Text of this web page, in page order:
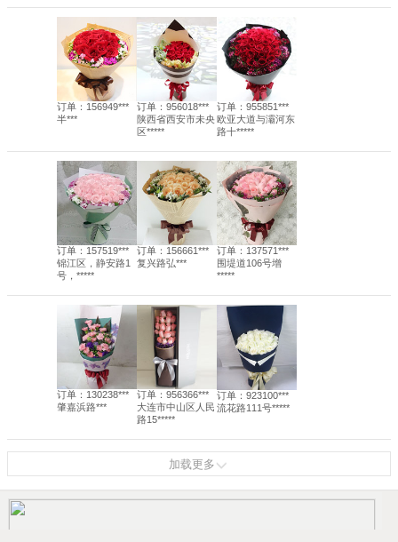
订单：156949***
半***
订单：956018***
陕西省西安市未央
区*****
订单：955851***
欧亚大道与灞河东
路十*****
订单：157519***
锦江区，静安路1
号，*****
订单：156661***
复兴路弘***
订单：137571***
围堤道106号增
*****
订单：130238***
肇嘉浜路***
订单：956366***
大连市中山区人民
路15*****
订单：923100***
流花路111号*****
加载更多